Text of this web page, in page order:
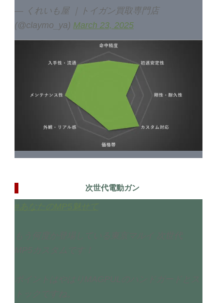
— くれいも屋 ｜トイガン買取専門店
(@claymo_ya) March 23, 2025
次世代電動ガン